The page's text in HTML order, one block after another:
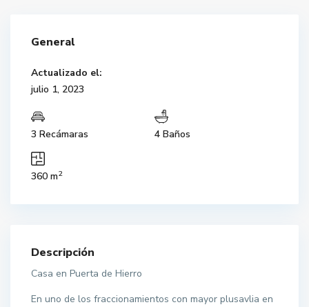
General
Actualizado el:
julio 1, 2023
3 Recámaras 4 Baños
360 m2
Descripción
Casa en Puerta de Hierro
En uno de los fraccionamientos con mayor plusavlia en